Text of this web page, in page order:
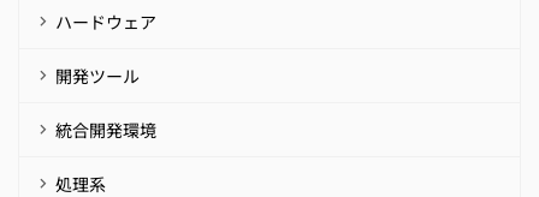
ハードウェア
開発ツール
統合開発環境
処理系